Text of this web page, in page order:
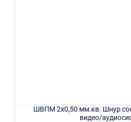
ШВПМ 2х0,50 мм.кв. Шнур
видео/